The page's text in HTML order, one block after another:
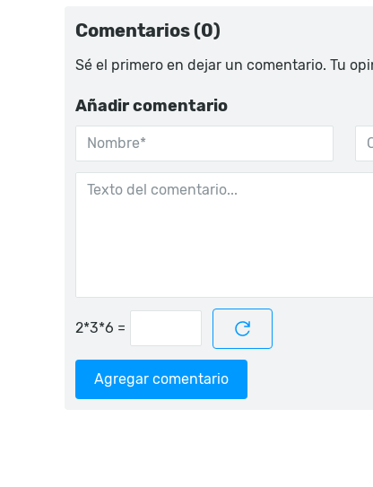
Comentarios (0)
Sé el primero en dejar un comentario. Tu
Añadir comentario
=
Agregar comentario